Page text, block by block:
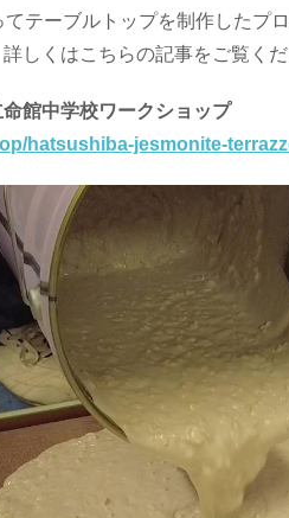
テーブルトップを制作したプ
しくはこちらの記事をご覧くだ
館中学校ワークショップ
hatsushiba-jesmonite-